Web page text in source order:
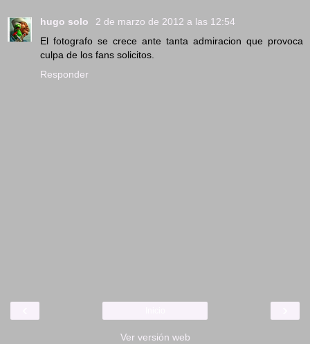
hugo solo
2 de marzo de 2012 a las 12:54
El fotografo se crece ante tanta admiracion que provoca
culpa de los fans solicitos.
Responder
Ver versión web